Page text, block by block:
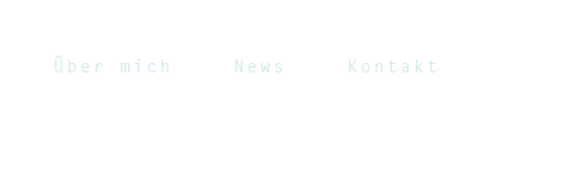
Über mich News Kontakt